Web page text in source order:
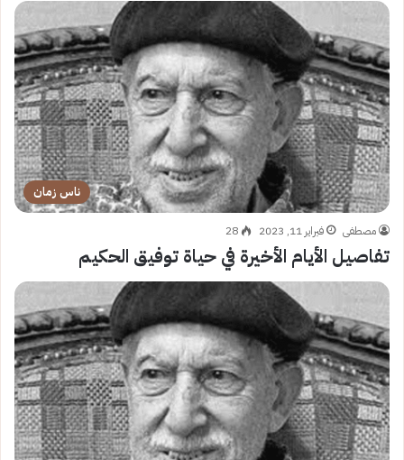
ناس زمان
مصطفى فبراير 11, 2023 28
تفاصيل الأيام الأخيرة في حياة توفيق الحكيم